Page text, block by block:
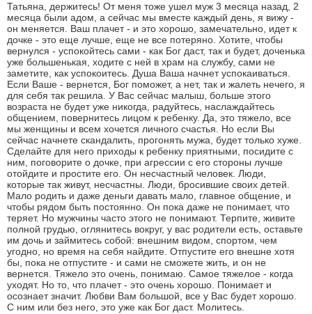
Татьяна, держитесь! От меня тоже ушел муж 3 месяца назад, 2
месяца были адом, а сейчас мы вместе каждый день, я вижу -
он меняется. Ваш плачет - и это хорошо, замечательно, идет к
дочке - это еще лучше, еще не все потеряно. Хотите, чтобы
вернулся - успокойтесь сами - как Бог даст, так и будет, доченька
уже большенькая, ходите с ней в храм на службу, сами не
заметите, как успокоитесь. Душа Ваша начнет успокаиваться.
Если Ваше - вернется, Бог поможет, а нет, так и жалеть нечего, я
для себя так решила. У Вас сейчас малыш, больше этого
возраста не будет уже никогда, радуйтесь, наслаждайтесь
общением, повернитесь лицом к ребенку. Да, это тяжело, все
мы женщины и всем хочется личного счастья. Но если Вы
сейчас начнете скандалить, прогонять мужа, будет только хуже.
Сделайте для него приходы к ребенку приятными, посидите с
ним, поговорите о дочке, при агрессии с его стороны лучше
отойдите и простите его. Он несчастный человек. Люди,
которые так живут, несчастны. Люди, бросившие своих детей.
Мало родить и даже деньги давать мало, главное общение, и
чтобы рядом быть постоянно. Он пока даже не понимает, что
теряет. Но мужчины часто этого не понимают. Терпите, живите
полной грудью, оглянитесь вокруг, у вас родители есть, оставьте
им дочь и займитесь собой: внешним видом, спортом, чем
угодно, но время на себя найдите. Отпустите его внешне хотя
бы, пока не отпустите - и сами не сможете жить, и он не
вернется. Тяжело это очень, понимаю. Самое тяжелое - когда
уходят. Но то, что плачет - это очень хорошо. Понимает и
осознает значит. Любви Вам большой, все у Вас будет хорошо.
С ним или без него, это уже как Бог даст. Молитесь.